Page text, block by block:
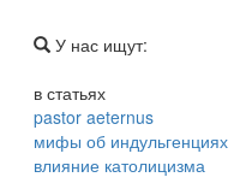
У нас ищут:
в статьях
pastor aeternus
мифы об индульгенциях
влияние католицизма